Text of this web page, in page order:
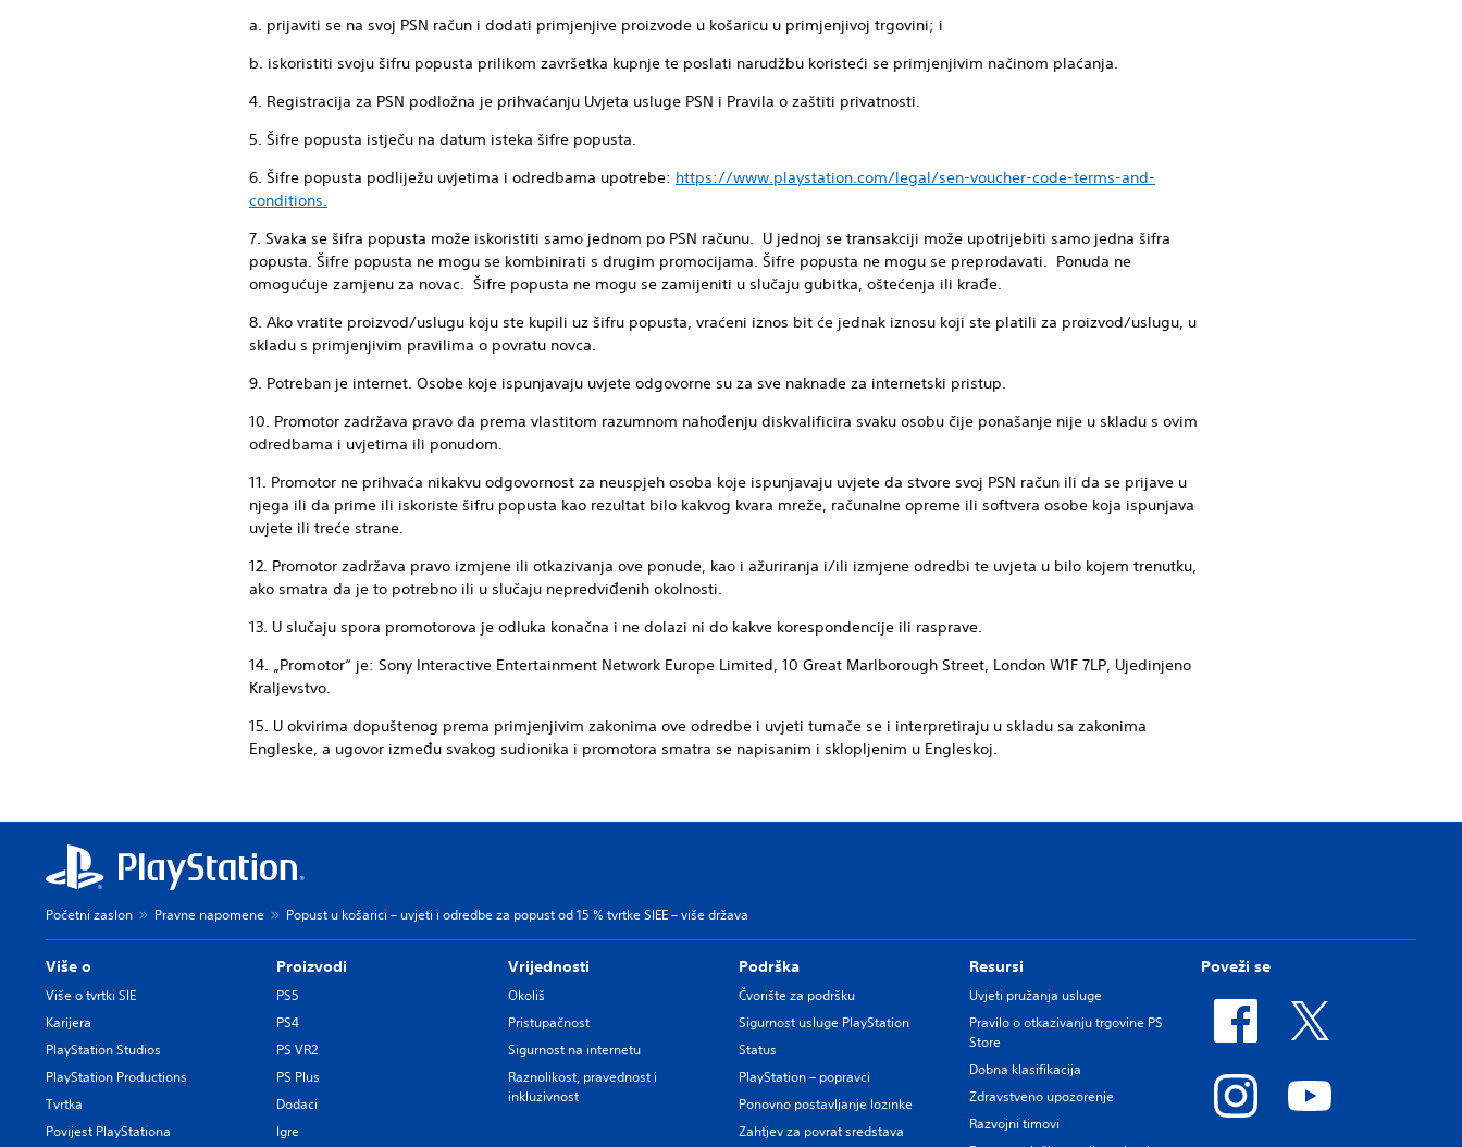
a. prijaviti se na svoj PSN račun i dodati primjenjive proizvode u košaricu u primjenjivoj trgovini; i
b. iskoristiti svoju šifru popusta prilikom završetka kupnje te poslati narudžbu koristeći se primjenjivim načinom plaćanja.
4. Registracija za PSN podložna je prihvaćanju Uvjeta usluge PSN i Pravila o zaštiti privatnosti.
5. Šifre popusta istječu na datum isteka šifre popusta.
6. Šifre popusta podliježu uvjetima i odredbama upotrebe: https://www.playstation.com/legal/sen-voucher-code-terms-and-
conditions.
7. Svaka se šifra popusta može iskoristiti samo jednom po PSN računu. U jednoj se transakciji može upotrijebiti samo jedna šifra
popusta. Šifre popusta ne mogu se kombinirati s drugim promocijama. Šifre popusta ne mogu se preprodavati. Ponuda ne
omogućuje zamjenu za novac. Šifre popusta ne mogu se zamijeniti u slučaju gubitka, oštećenja ili krađe.
8. Ako vratite proizvod/uslugu koju ste kupili uz šifru popusta, vraćeni iznos bit će jednak iznosu koji ste platili za proizvod/uslugu, u
skladu s primjenjivim pravilima o povratu novca.
9. Potreban je internet. Osobe koje ispunjavaju uvjete odgovorne su za sve naknade za internetski pristup.
10. Promotor zadržava pravo da prema vlastitom razumnom nahođenju diskvalificira svaku osobu čije ponašanje nije u skladu s ovim
odredbama i uvjetima ili ponudom.
11. Promotor ne prihvaća nikakvu odgovornost za neuspjeh osoba koje ispunjavaju uvjete da stvore svoj PSN račun ili da se prijave u
njega ili da prime ili iskoriste šifru popusta kao rezultat bilo kakvog kvara mreže, računalne opreme ili softvera osobe koja ispunjava
uvjete ili treće strane.
12. Promotor zadržava pravo izmjene ili otkazivanja ove ponude, kao i ažuriranja i/ili izmjene odredbi te uvjeta u bilo kojem trenutku,
ako smatra da je to potrebno ili u slučaju nepredviđenih okolnosti.
13. U slučaju spora promotorova je odluka konačna i ne dolazi ni do kakve korespondencije ili rasprave.
14. „Promotor“ je: Sony Interactive Entertainment Network Europe Limited, 10 Great Marlborough Street, London W1F 7LP, Ujedinjeno
Kraljevstvo.
15. U okvirima dopuštenog prema primjenjivim zakonima ove odredbe i uvjeti tumače se i interpretiraju u skladu sa zakonima
Engleske, a ugovor između svakog sudionika i promotora smatra se napisanim i sklopljenim u Engleskoj.
Početni zaslon Pravne napomene Popust u košarici – uvjeti i odredbe za popust od 15 % tvrtke SIEE – više država
Više o
Više o tvrtki SIE
Karijera
PlayStation Studios
PlayStation Productions
Tvrtka
Povijest PlayStationa
Proizvodi
PS5
PS4
PS VR2
PS Plus
Dodaci
Igre
Vrijednosti
Okoliš
Pristupačnost
Sigurnost na internetu
Raznolikost, pravednost i
inkluzivnost
Podrška
Čvorište za podršku
Sigurnost usluge PlayStation
Status
PlayStation – popravci
Ponovno postavljanje lozinke
Zahtjev za povrat sredstava
Resursi
Uvjeti pružanja usluge
Pravilo o otkazivanju trgovine PS
Store
Dobna klasifikacija
Zdravstveno upozorenje
Razvojni timovi
Poveži se